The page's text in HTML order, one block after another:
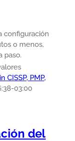
configuración
o menos,
paso.
CISSP, PMP,
03:00
del